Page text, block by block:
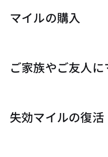
マイルの購入
ご家族やご友人に
失効マイルの復活